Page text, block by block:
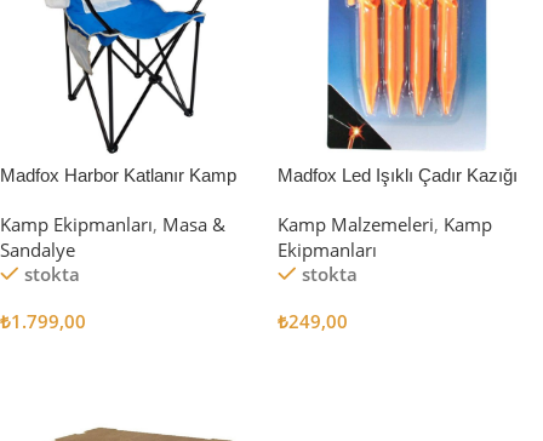
Madfox Harbor Katlanır Kamp
Kamp Ekipmanları, Masa &
Sandalye
stokta
₺1.799,00
Madfox Led Işıklı Çadır Kazığı
Kamp Malzemeleri, Kamp
Ekipmanları
stokta
₺249,00